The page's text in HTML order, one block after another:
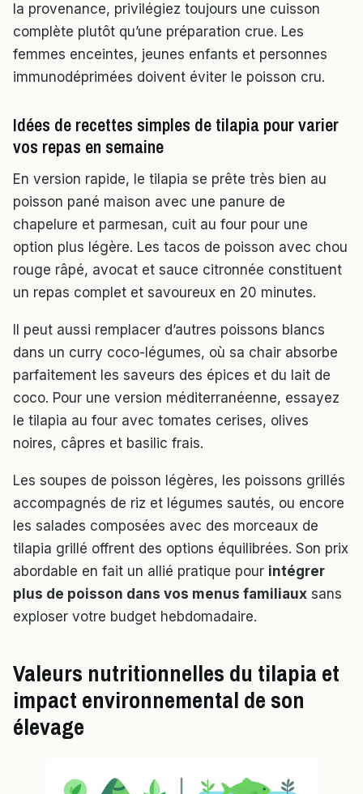
la provenance, privilégiez toujours une cuisson
complète plutôt qu’une préparation crue. Les
femmes enceintes, jeunes enfants et personnes
immunodéprimées doivent éviter le poisson cru.
Idées de recettes simples de tilapia pour varier
vos repas en semaine
En version rapide, le tilapia se prête très bien au
poisson pané maison avec une panure de
chapelure et parmesan, cuit au four pour une
option plus légère. Les tacos de poisson avec chou
rouge râpé, avocat et sauce citronnée constituent
un repas complet et savoureux en 20 minutes.
Il peut aussi remplacer d’autres poissons blancs
dans un curry coco-légumes, où sa chair absorbe
parfaitement les saveurs des épices et du lait de
coco. Pour une version méditerranéenne, essayez
le tilapia au four avec tomates cerises, olives
noires, câpres et basilic frais.
Les soupes de poisson légères, les poissons grillés
accompagnés de riz et légumes sautés, ou encore
les salades composées avec des morceaux de
tilapia grillé offrent des options équilibrées. Son prix
abordable en fait un allié pratique pour intégrer
plus de poisson dans vos menus familiaux sans
exploser votre budget hebdomadaire.
Valeurs nutritionnelles du tilapia et
impact environnemental de son
élevage